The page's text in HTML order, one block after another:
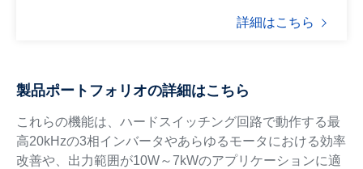
詳細はこちら
製品ポートフォリオの詳細はこちら
これらの機能は、ハードスイッチング回路で動作する最
高20kHzの3相インバータやあらゆるモータにおける効率
改善や、出力範囲が10W～7kWのアプリケーションに適